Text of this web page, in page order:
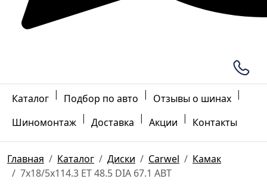
Каталог | Подбор по авто | Отзывы о шинах |
Шиномонтаж | Доставка | Акции | Контакты
Главная Каталог Диски Carwel
Камак
7x18/5x114.3 ET 48.5 DIA 67.1 ABT